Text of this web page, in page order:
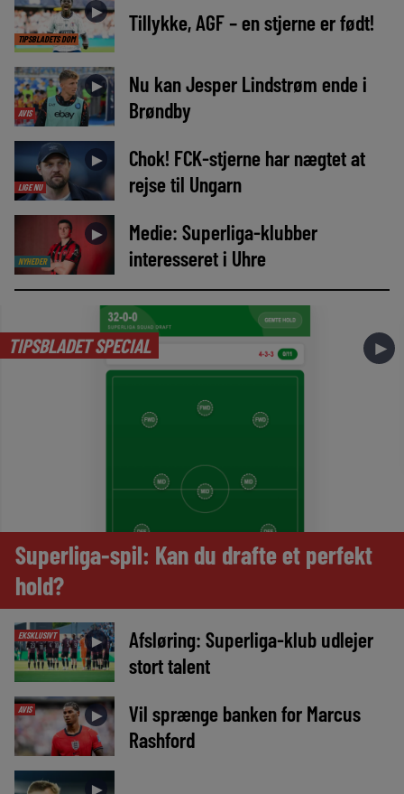
TIPSBLADETS DOM
► Tillykke, AGF – en stjerne er født!
AVIS
►
Nu kan Jesper Lindstrøm ende i
Brøndby
LIGE NU
►
Chok! FCK-stjerne har nægtet at
rejse til Ungarn
NYHEDER
►
Medie: Superliga-klubber
interesseret i Uhre
TIPSBLADET SPECIAL ►
Superliga-spil: Kan du drafte et perfekt
hold?
EKSKLUSIVT ►
Afsløring: Superliga-klub udlejer
stort talent
AVIS ►
Vil sprænge banken for Marcus
Rashford
►